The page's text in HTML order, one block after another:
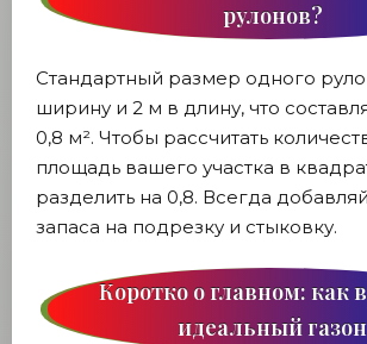
рулонов?
Стандартный размер одного
ширину и 2 м в длину, что
0,8 м². Чтобы рассчитать
площадь вашего участка в
разделить на 0,8. Всегда
запаса на подрезку и стыковку.
Коротко о главном: как
идеальный газон